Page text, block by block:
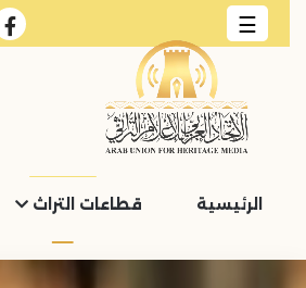
☰
الرئيسية قطاعات التراث